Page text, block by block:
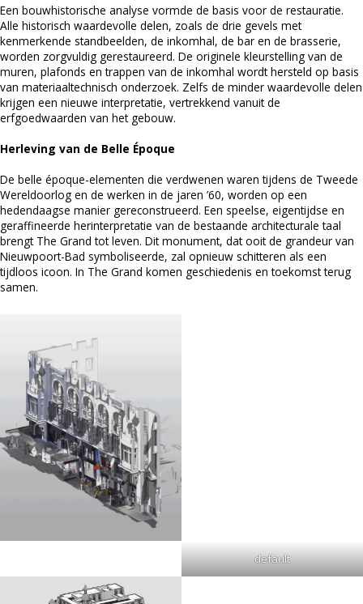
Een bouwhistorische analyse vormde de basis voor de restauratie.
Alle historisch waardevolle delen, zoals de drie gevels met
kenmerkende standbeelden, de inkomhal, de bar en de brasserie,
worden zorgvuldig gerestaureerd. De originele kleurstelling van de
muren, plafonds en trappen van de inkomhal wordt hersteld op basis
van materiaaltechnisch onderzoek. Zelfs de minder waardevolle delen
krijgen een nieuwe interpretatie, vertrekkend vanuit de
erfgoedwaarden van het gebouw.
Herleving van de Belle Époque
De belle époque-elementen die verdwenen waren tijdens de Tweede
Wereldoorlog en de werken in de jaren ’60, worden op een
hedendaagse manier gereconstrueerd. Een speelse, eigentijdse en
geraffineerde herinterpretatie van de bestaande architecturale taal
brengt The Grand tot leven. Dit monument, dat ooit de grandeur van
Nieuwpoort-Bad symboliseerde, zal opnieuw schitteren als een
tijdloos icoon. In The Grand komen geschiedenis en toekomst terug
samen.
default